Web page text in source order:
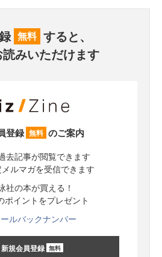
無料 すると、
みいただけます
登録 無料 のご案内
去記事が閲覧できます
メルマガを受信できます
社の本が買える！
ポイントをプレゼント
ルバックナンバー
新規会員登録 無料